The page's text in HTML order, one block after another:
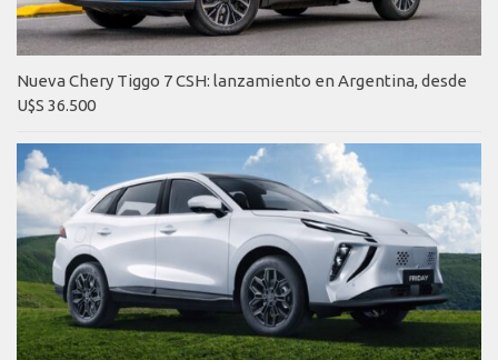
Nueva Chery Tiggo 7 CSH: lanzamiento en Argentina, desde
U$S 36.500